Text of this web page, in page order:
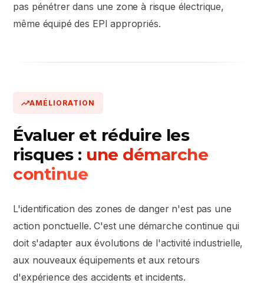
pas pénétrer dans une zone à risque électrique,
même équipé des EPI appropriés.
AMÉLIORATION
Évaluer et réduire les
risques : une démarche
continue
L'identification des zones de danger n'est pas une
action ponctuelle. C'est une démarche continue qui
doit s'adapter aux évolutions de l'activité industrielle,
aux nouveaux équipements et aux retours
d'expérience des accidents et incidents.